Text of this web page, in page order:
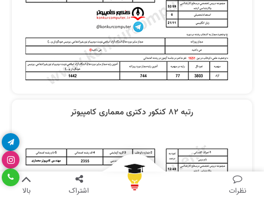
نظرات اشتراک بالا
رتبه 82 کنکور دکتری معماری کامپیوتر